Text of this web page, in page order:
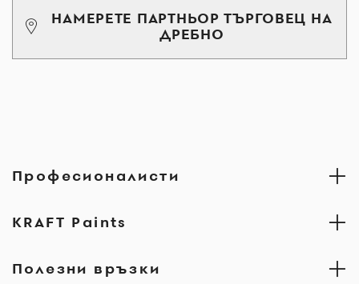
НАМЕРЕТЕ ПАРТНЬОР ТЪРГОВЕЦ НА
ДРЕБНО
Професионалисти
KRAFT Paints
Полезни връзки